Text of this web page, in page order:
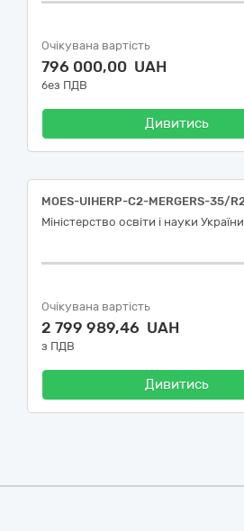
Очікувана вартість
796 000,00 UAH
без ПДВ
Дивитись
Міністерство освіти і науки України
Очікувана вартість
2 799 989,46 UAH
з ПДВ
Дивитись